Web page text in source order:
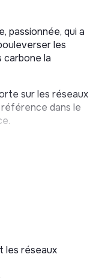
passionnée, qui a
les
carbone la
sur les réseaux
dans le
semaine)
les réseaux